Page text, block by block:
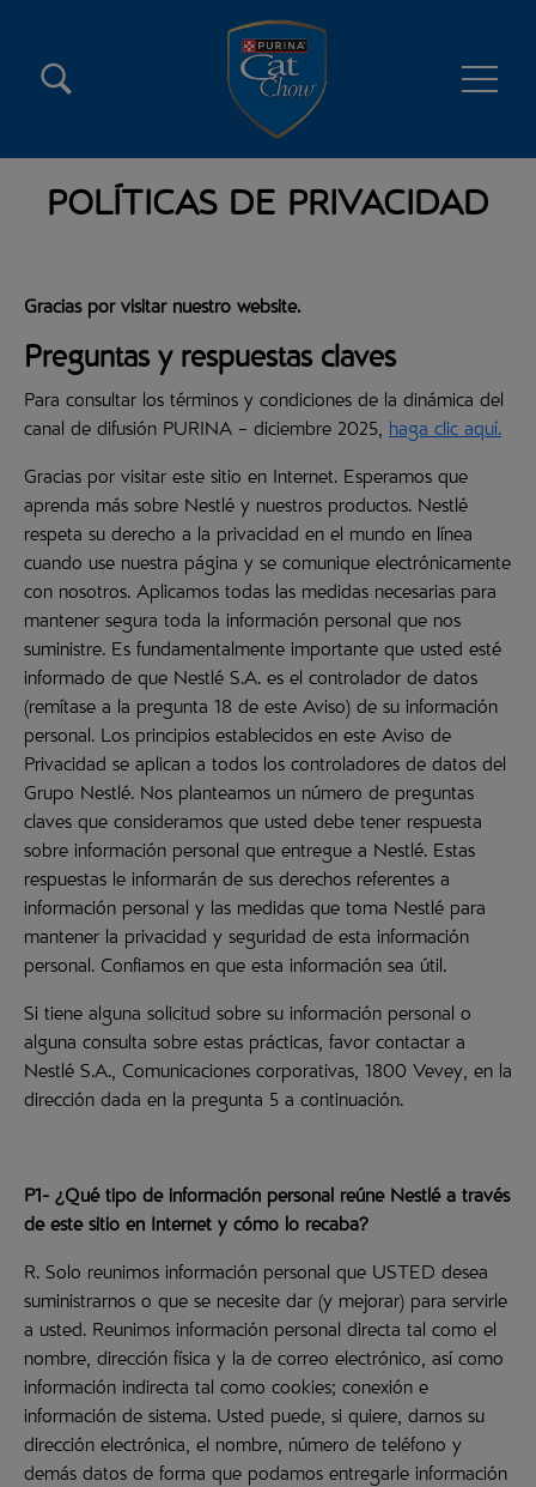
Menú secundario Cat Chow
Menú principal Cat Chow
POLÍTICAS DE PRIVACIDAD
Gracias por visitar nuestro website.
Preguntas y respuestas claves
Para consultar los términos y condiciones de la dinámica del
canal de difusión PURINA – diciembre 2025, haga clic aquí.
Gracias por visitar este sitio en Internet. Esperamos que
aprenda más sobre Nestlé y nuestros productos. Nestlé
respeta su derecho a la privacidad en el mundo en línea
cuando use nuestra página y se comunique electrónicamente
con nosotros. Aplicamos todas las medidas necesarias para
mantener segura toda la información personal que nos
suministre. Es fundamentalmente importante que usted esté
informado de que Nestlé S.A. es el controlador de datos
(remítase a la pregunta 18 de este Aviso) de su información
personal. Los principios establecidos en este Aviso de
Privacidad se aplican a todos los controladores de datos del
Grupo Nestlé. Nos planteamos un número de preguntas
claves que consideramos que usted debe tener respuesta
sobre información personal que entregue a Nestlé. Estas
respuestas le informarán de sus derechos referentes a
información personal y las medidas que toma Nestlé para
mantener la privacidad y seguridad de esta información
personal. Confiamos en que esta información sea útil.
Si tiene alguna solicitud sobre su información personal o
alguna consulta sobre estas prácticas, favor contactar a
Nestlé S.A., Comunicaciones corporativas, 1800 Vevey, en la
dirección dada en la pregunta 5 a continuación.
P1- ¿Qué tipo de información personal reúne Nestlé a través
de este sitio en Internet y cómo lo recaba?
R. Solo reunimos información personal que USTED desea
suministrarnos o que se necesite dar (y mejorar) para servirle
a usted. Reunimos información personal directa tal como el
nombre, dirección física y la de correo electrónico, así como
información indirecta tal como cookies; conexión e
información de sistema. Usted puede, si quiere, darnos su
dirección electrónica, el nombre, número de teléfono y
demás datos de forma que podamos entregarle información